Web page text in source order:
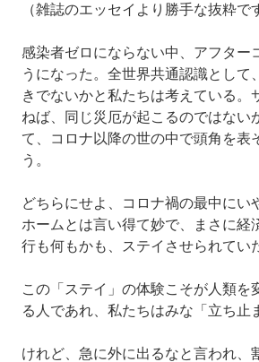
（雑誌のエッセイより勝手な抜粋で
感染者ゼロにならない中、アフター
うになった。全世界共通認識とし
きでないかと私たちは考えている。
ねば、同じ災厄が起こるのではない
て、コロナ以降の世の中で頭角を表
う。
どちらにせよ、コロナ禍の最中にい
ホームとは言い得て妙で、まさに
行も何もかも、ステイさせられてい
この「ステイ」の体験こそが人類を
る人であれ、私たちはみな「立ち止
けれど、急に外に出るなと言われ、